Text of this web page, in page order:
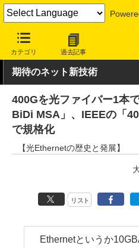
カテゴリ 過去記事
INTERNET Watch トピック
期待のネット新技術
400Gを光ファイバー1本
BiDi MSA」、IEEEの「
で規格化
【光Ethernetの歴史と発展】
リスト
Ethernetというか